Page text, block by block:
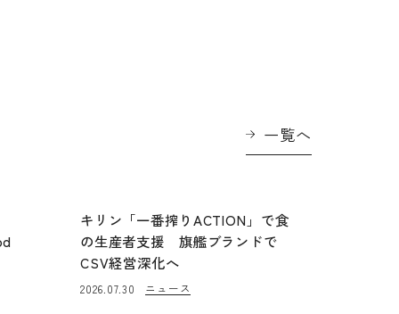
一覧へ
キリン「一番搾りACTION」で食
の生産者支援 旗艦ブランドで
CSV経営深化へ
2026.07.30 ニュース